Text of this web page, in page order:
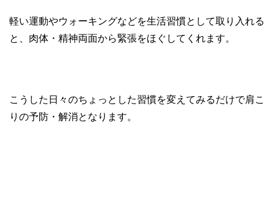
軽い運動やウォーキングなどを生活習慣として取り入れる
と、肉体・精神両面から緊張をほぐしてくれます。
こうした日々のちょっとした習慣を変えてみるだけで肩こ
りの予防・解消となります。